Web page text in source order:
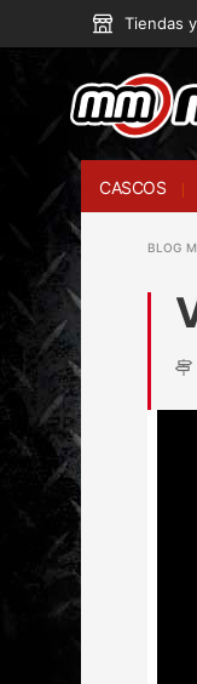
Tiendas
CASCOS
BLOG